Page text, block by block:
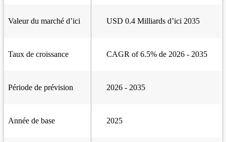
Valeur du marché d’ici USD 0.4 Milliards d’ici 2035
Taux de croissance CAGR of 6.5% de 2026 - 2035
Période de prévision 2026 - 2035
Année de base 2025